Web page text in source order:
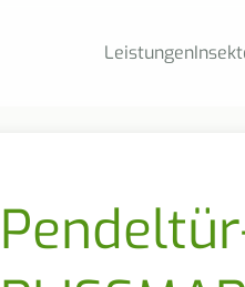
Leistungen